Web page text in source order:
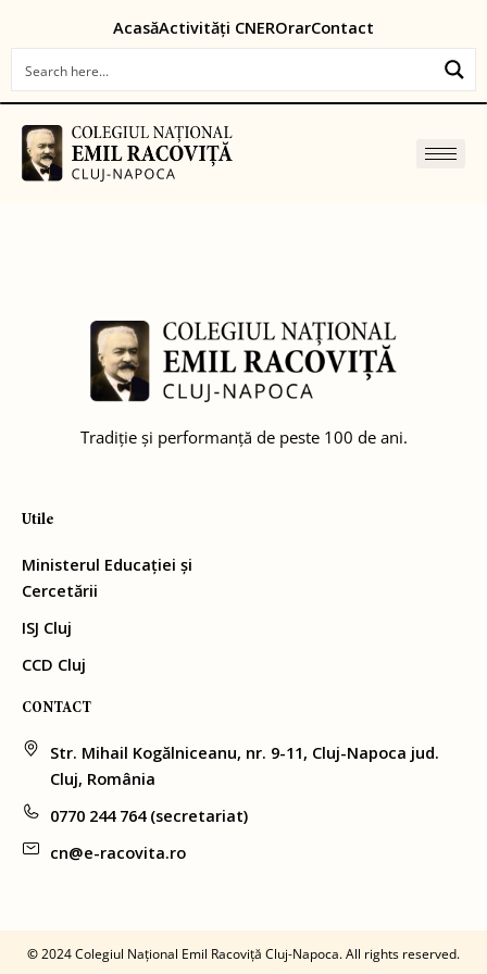
content
AcasăActivități CNEROrarContact
Tradiție și performanță de peste 100 de ani.
Utile
Ministerul Educației și
Cercetării
ISJ Cluj
CCD Cluj
CONTACT
Str. Mihail Kogălniceanu, nr. 9-11, Cluj-Napoca jud.
Cluj, România
0770 244 764 (secretariat)
cn@e-racovita.ro
©2024 Colegiul Național Emil Racoviță Cluj-Napoca. All rights reserved.